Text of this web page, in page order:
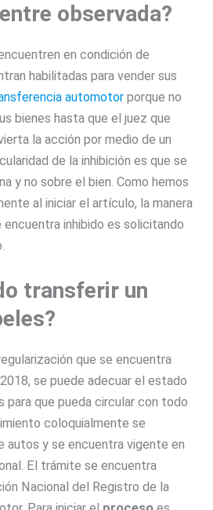
observada?
en condición de
habilitadas para vender sus
automotor porque no
bienes hasta que el juez que
la acción por medio de un
de la inhibición es que se
y no sobre el bien. Como hemos
al iniciar el artículo, la manera
encuentra inhibido es solicitando
transferir un
que se encuentra
se puede adecuar el estado
para que pueda circular con todo
coloquialmente se
autos y se encuentra vigente en
El trámite se encuentra
Nacional del Registro de la